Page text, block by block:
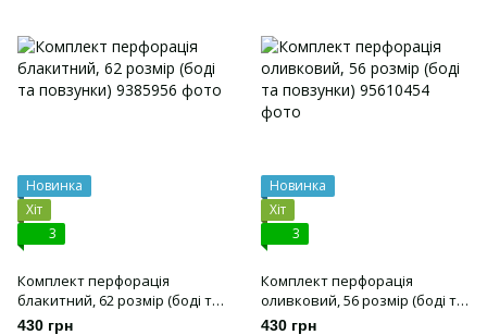
Новинка
Хіт
3
Комплект перфорація
блакитний, 62 розмір (боді та
повзунки)
430 грн
Новинка
Хіт
3
Комплект перфорація
оливковий, 56 розмір (боді та
повзунки)
430 грн